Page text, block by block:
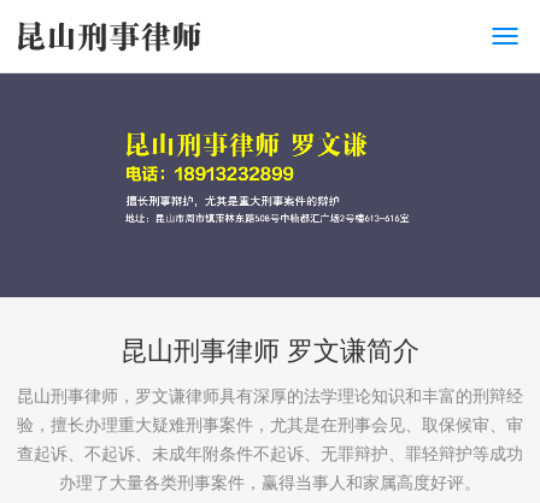
昆山刑事律师 罗文谦简介
昆山刑事律师，罗文谦律师具有深厚的法学理论知识和丰富的刑辩经
验，擅长办理重大疑难刑事案件，尤其是在刑事会见、取保候审、审
查起诉、不起诉、未成年附条件不起诉、无罪辩护、罪轻辩护等成功
办理了大量各类刑事案件，赢得当事人和家属高度好评。